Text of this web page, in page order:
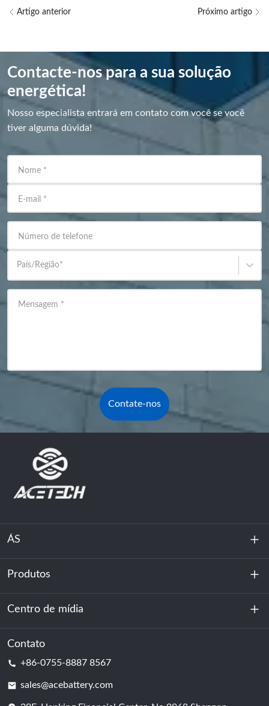
Artigo anterior Próximo artigo
Contacte-nos para a sua solução
energética!
Nosso especialista entrará em contato com você se você
tiver alguma dúvida!
Nome *
E-mail *
Número de telefone
País/Região*
Mensagem *
Contate-nos
ÁS
Sobre nós
Sustentabilidade
Produtos
Armazenamento de energia
Centro de dados e sala de servidores
Centro de mídia
Notícias
Contato
+86-0755-8887 8567
sales@acebattery.com